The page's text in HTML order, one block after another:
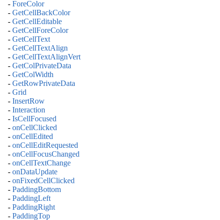
- ForeColor
- GetCellBackColor
- GetCellEditable
- GetCellForeColor
- GetCellText
- GetCellTextAlign
- GetCellTextAlignVert
- GetColPrivateData
- GetColWidth
- GetRowPrivateData
- Grid
- InsertRow
- Interaction
- IsCellFocused
- onCellClicked
- onCellEdited
- onCellEditRequested
- onCellFocusChanged
- onCellTextChange
- onDataUpdate
- onFixedCellClicked
- PaddingBottom
- PaddingLeft
- PaddingRight
- PaddingTop